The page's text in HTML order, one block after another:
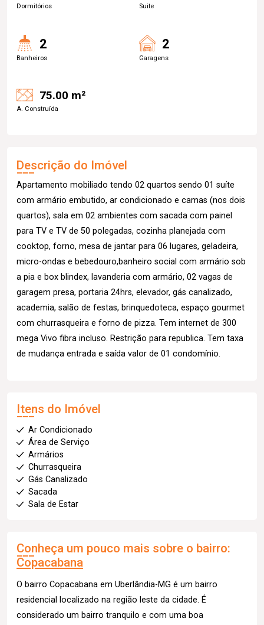
Dormitórios Suite
2
Banheiros
2
Garagens
75.00 m²
A. Construída
Descrição do Imóvel
Apartamento mobiliado tendo 02 quartos sendo 01 suíte
com armário embutido, ar condicionado e camas (nos dois
quartos), sala em 02 ambientes com sacada com painel
para TV e TV de 50 polegadas, cozinha planejada com
cooktop, forno, mesa de jantar para 06 lugares, geladeira,
micro-ondas e bebedouro,banheiro social com armário sob
a pia e box blindex, lavanderia com armário, 02 vagas de
garagem presa, portaria 24hrs, elevador, gás canalizado,
academia, salão de festas, brinquedoteca, espaço gourmet
com churrasqueira e forno de pizza. Tem internet de 300
mega Vivo fibra incluso. Restrição para republica. Tem taxa
de mudança entrada e saída valor de 01 condomínio.
Itens do Imóvel
Ar Condicionado
Área de Serviço
Armários
Churrasqueira
Gás Canalizado
Sacada
Sala de Estar
Conheça um pouco mais sobre o bairro:
Copacabana
O bairro Copacabana em Uberlândia-MG é um bairro
residencial localizado na região leste da cidade. É
considerado um bairro tranquilo e com uma boa